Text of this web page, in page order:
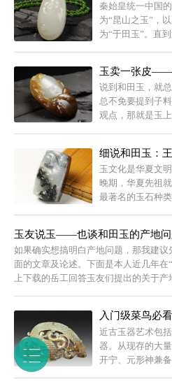
秦始皇统一中国
为“昆山之玉”，
为“于田玉”。直
玉卖一张皮——
说到和田玉，就
总不免要提到子
观点，那就是玉
细说和田玉：
玉文化是华夏文
晚期，华夏先祖
最著名的玉石种
玉友说玉——也谈和田玉的产地问
如果确实想搞明白产地问题，那我建
面的文章及论述。下面是本人近几年在
上下载的岳工回答玉友们提出的关于
入门级菜鸟必
近古玉器艺术包
器。从现存的大
开宁、元形神兼